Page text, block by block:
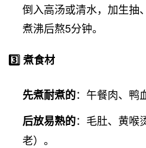
倒入高汤或清水，加生抽
煮沸后熬5分钟。
3️⃣ 煮食材
先煮耐煮的：午餐肉、鸭
后放易熟的：毛肚、黄喉
老）。